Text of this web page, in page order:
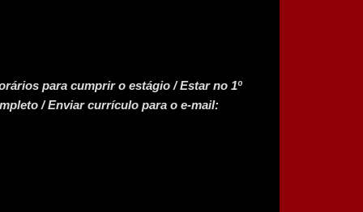
para cumprir o estágio / Estar no 1º
/ Enviar currículo para o e-mail: